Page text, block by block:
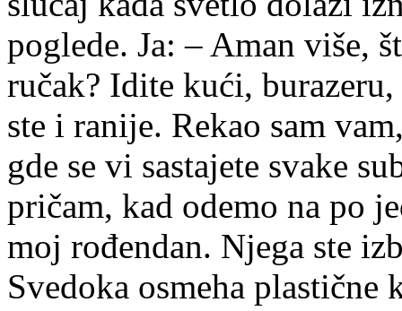
poglede. Ja: – Aman više,
ručak? Idite kući,
ste i ranije. Rekao sam
gde se vi sastajete svake
pričam, kad odemo na po
moj rođendan. Njega ste
Svedoka osmeha plastične